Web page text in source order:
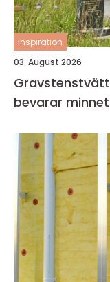
inspiration
03. August 2026
Gravstenstvätt skonsam rengöring som
bevarar minnet